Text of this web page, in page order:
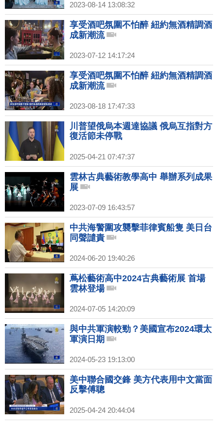
2023-08-14 13:08:32
享受酒吧氛圍不怕醉 紐約無酒精調酒
成新潮流
2023-07-12 14:17:24
享受酒吧氛圍不怕醉 紐約無酒精調酒
成新潮流
2023-08-18 17:47:33
川普望俄烏本週達協議 俄烏互指對方
復活節未停戰
2025-04-21 07:47:37
雲林古典藝術教學高中 舉辦系列成果
展
2023-07-09 16:43:57
中共海警圍攻襲擊菲律賓船隻 美日台
同聲譴責
2024-06-20 19:40:26
蔦松藝術高中2024古典藝術展 首場
雲林登場
2024-07-05 14:20:09
與中共軍演較勁？美國宣布2024環太
軍演日期
2024-05-23 19:13:00
美中聯合國交鋒 美方代表用中文當面
反擊傅聰
2025-04-24 20:44:04